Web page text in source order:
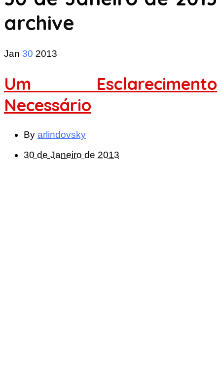
archive
Jan 30 2013
Um Esclarecimento
Necessário
By arlindovsky
30 de Janeiro de 2013